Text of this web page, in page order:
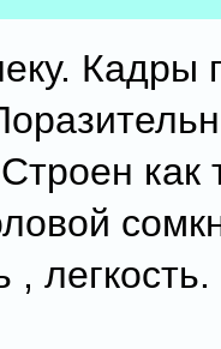
Кадры
как
, легкость.